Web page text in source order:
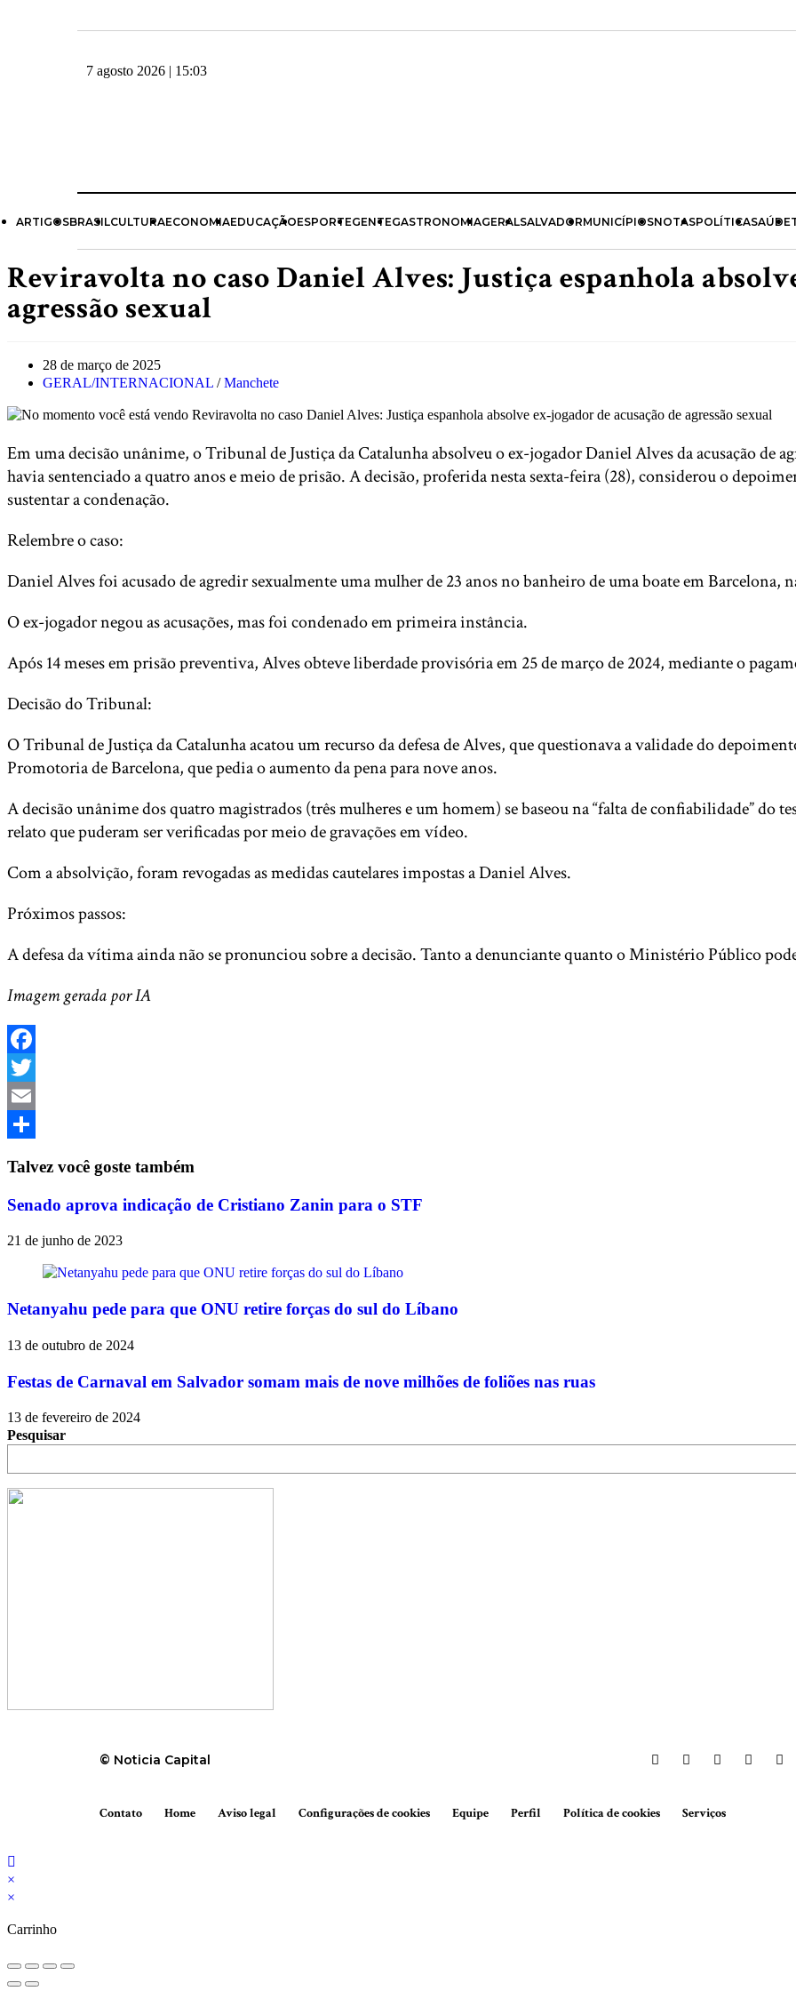
7 agosto 2026 | 15:03
ARTIGOSBRASILCULTURAECONOMIAEDUCAÇÃOESPORTEGENTEGASTRONOMIAGERALSALVADORMUNICÍPIOSNOTASPOLÍTICASAÚDE
Reviravolta no caso Daniel Alves: Justiça espanhola
agressão sexual
28 de março de 2025
GERAL/INTERNACIONAL / Manchete
Em uma decisão unânime, o Tribunal de Justiça da Catalunha absolveu o ex-jogador Daniel Alves da acusação de
havia sentenciado a quatro anos e meio de prisão. A decisão, proferida nesta sexta-feira (28), considerou o
sustentar a condenação.
Relembre o caso:
Daniel Alves foi acusado de agredir sexualmente uma mulher de 23 anos no banheiro de uma boate em Barcelona,
O ex-jogador negou as acusações, mas foi condenado em primeira instância.
Após 14 meses em prisão preventiva, Alves obteve liberdade provisória em 25 de março de 2024, mediante o
Decisão do Tribunal:
O Tribunal de Justiça da Catalunha acatou um recurso da defesa de Alves, que questionava a validade do
Promotoria de Barcelona, que pedia o aumento da pena para nove anos.
A decisão unânime dos quatro magistrados (três mulheres e um homem) se baseou na “falta de confiabilidade” do
relato que puderam ser verificadas por meio de gravações em vídeo.
Com a absolvição, foram revogadas as medidas cautelares impostas a Daniel Alves.
Próximos passos:
A defesa da vítima ainda não se pronunciou sobre a decisão. Tanto a denunciante quanto o Ministério Público
Imagem gerada por IA
Facebook
Twitter
Email
Talvez você goste também
Senado aprova indicação de Cristiano Zanin para o STF
21 de junho de 2023
Netanyahu pede para que ONU retire forças do sul do Líbano
13 de outubro de 2024
Festas de Carnaval em Salvador somam mais de nove milhões de foliões nas ruas
13 de fevereiro de 2024
Pesquisar
© Noticia Capital
Contato Home Aviso legal Configurações de cookies Equipe Perfil Política de cookies Serviços
×
×
Carrinho